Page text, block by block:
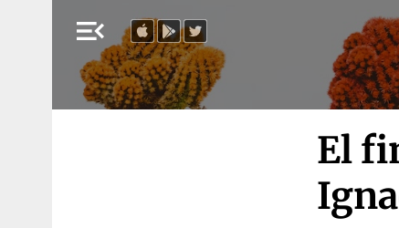
menu_open
El